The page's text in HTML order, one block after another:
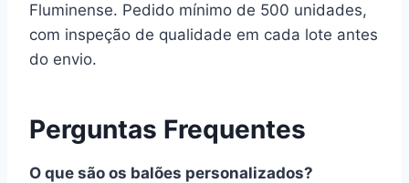
Fluminense. Pedido mínimo de 500 unidades,
com inspeção de qualidade em cada lote antes
do envio.
Perguntas Frequentes
O que são os balões personalizados?